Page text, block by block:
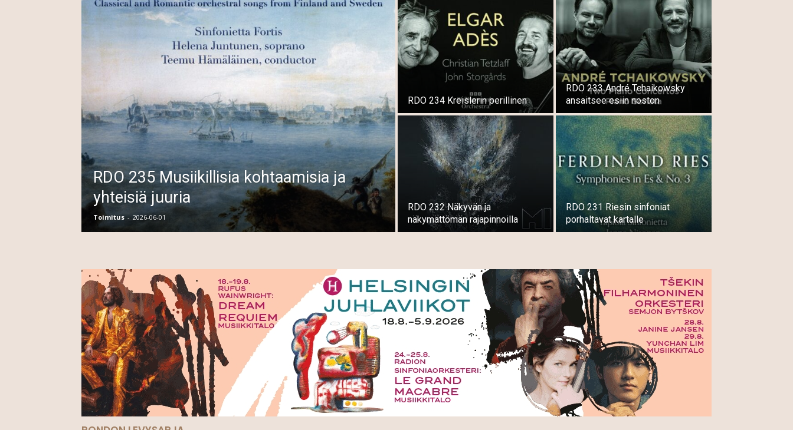
RDO 235 Musiikillisia kohtaamisia ja
yhteisiä juuria
Toimitus - 2026-06-01
RDO 234 Kreislerin perillinen
RDO 233 André Tchaikowsky
ansaitsee esiin noston
RDO 232 Näkyvän ja
näkymättömän rajapinnoilla
RDO 231 Riesin sinfoniat
porhaltavat kartalle